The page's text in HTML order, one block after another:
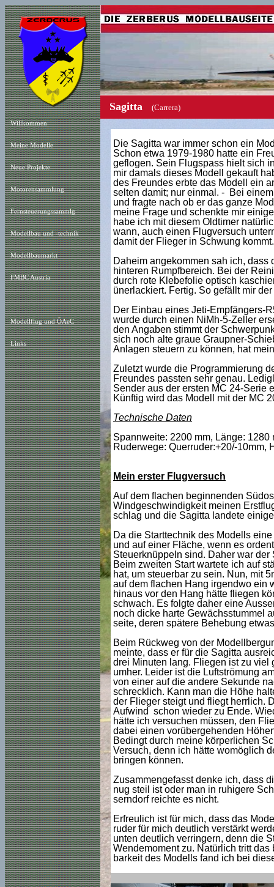
Willkommen
Meine Modelle
Neue Projekte
Motorensammlung
Fernsteuerungssammlg
Modellbau und -technik
Modellbaumarkt
FMBC Austria
Modellflug und ÖAeC
Links
Sagitta (Carrera)
Die Sagitta war immer schon ein
Schon etwa 1979-1980 hatte ein
geflogen. Sein Flugspass hielt sich
mir damals dieses Modell gekauft
des Freundes erbte das Modell ein
selten damit; nur einmal. - Bei
und fragte nach ob er das ganze
meine Frage und schenkte mir
habe ich mit diesem Oldtimer
wann, auch einen Flugversuch
damit der Flieger in Schwung kommt.
Daheim angekommen sah ich,
hinteren Rumpfbereich. Bei der
durch rote Klebefolie optisch
ünerlackiert. Fertig. So gefällt mir
Der Einbau eines Jeti-Empfängers-
wurde durch einen NiMh-5-Zeller
den Angaben stimmt der
sich noch alte graue Graupner-
Anlagen steuern zu können, hat
Zuletzt wurde die Programmierung
Freundes passten sehr genau.
Sender aus der ersten MC 24-Serie
Künftig wird das Modell mit der MC
Technische Daten
Spannweite: 2200 mm, Länge: 1280
Ruderwege: Querruder:+20/-10mm,
Mein erster Flugversuch
Auf dem flachen beginnenden
Windgeschwindigkeit meinen
schlag und die Sagitta landete
Da die Starttechnik des Modells
und auf einer Fläche, wenn es
Steuerknüppeln sind. Daher war
Beim zweiten Start wartete ich auf
hat, um steuerbar zu sein. Nun, mit
auf dem flachen Hang irgendwo ein
hinaus vor den Hang hätte fliegen
schwach. Es folgte daher eine
noch dicke harte Gewächsstummel
seite, deren spätere Behebung
Beim Rückweg von der
meinte, dass er für die Sagitta
drei Minuten lang. Fliegen ist zu viel
umher. Leider ist die Luftströmung
von einer auf die andere Sekunde
schrecklich. Kann man die Höhe
der Flieger steigt und fliegt herrlich.
Aufwind schon wieder zu Ende.
hätte ich versuchen müssen, den
dabei einen vorübergehenden
Bedingt durch meine körperlichen
Versuch, denn ich hätte womöglich
bringen können.
Zusammengefasst denke ich, dass
nug steil ist oder man in ruhigere
serndorf reichte es nicht.
Erfreulich ist für mich, dass das
ruder für mich deutlich verstärkt
unten deutlich verringern, denn die
Wendemoment zu. Natürlich tritt
barkeit des Modells fand ich bei